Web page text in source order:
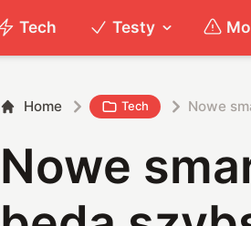
Tech Testy
Home Tech Nowe
Nowe